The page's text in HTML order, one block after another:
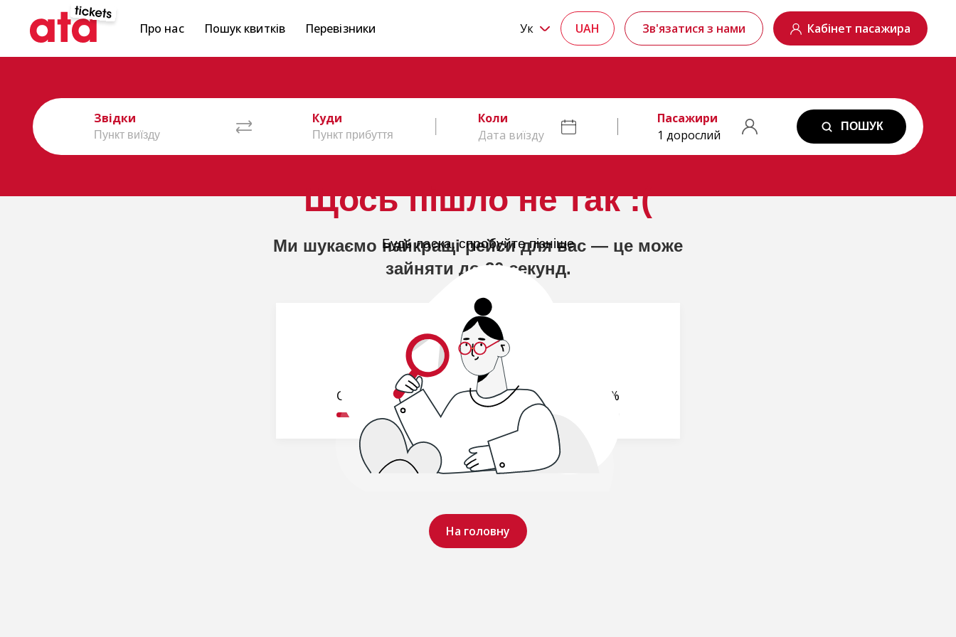
Щось пішло не так :(
Будь ласка, спробуйте пізніше
На головну
Про нас Пошук квитків Перевізники Ук UAH Зв'язатися з нами Кабінет пасажира
Звідки Куди
Коли
Дата виїзду
Пасажири
1 дорослий
ПОШУК
Ми шукаємо найкращі рейси для вас — це може
зайняти до 20 секунд.
Обробляємо ваш запит.. 19%